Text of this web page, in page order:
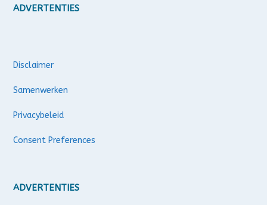
ADVERTENTIES
Disclaimer
Samenwerken
Privacybeleid
Consent Preferences
ADVERTENTIES